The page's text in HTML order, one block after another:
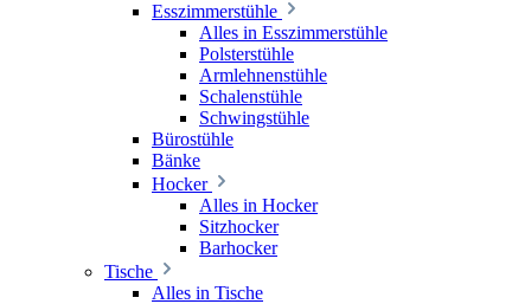
Esszimmerstühle
Alles in Esszimmerstühle
Polsterstühle
Armlehnenstühle
Schalenstühle
Schwingstühle
Bürostühle
Bänke
Hocker
Alles in Hocker
Sitzhocker
Barhocker
Tische
Alles in Tische